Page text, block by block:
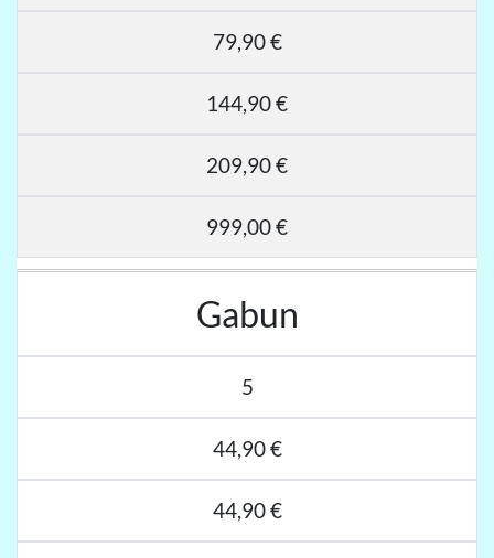
79,90 €
144,90 €
209,90 €
999,00 €
Gabun
5
44,90 €
44,90 €